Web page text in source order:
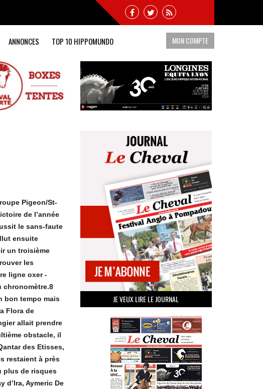
ANNONCES TOP 10 HIPPOMUNDO MON COMPTE
Pigeon/St-
de l’année
le sans-faute
ensuite
un troisième
les
ligne oxer -
chronomètre.8
bon tempo mais
Flora de
allait prendre
obstacle, il
des Etisses,
restaient à près
plus de risques
d’Ira, Aymeric De
JE VEUX LIRE LE JOURNAL